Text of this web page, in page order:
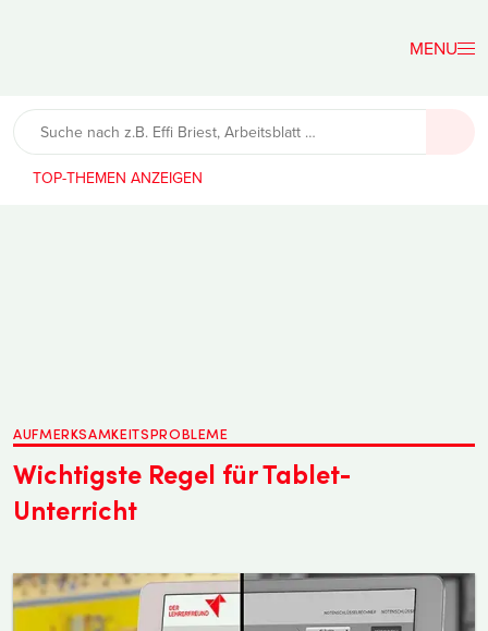
Lehrerfreund
TOP-THEMEN
AUFMERKSAMKEITSPROBLEME
Wichtigste Regel für Tablet-
Unterricht